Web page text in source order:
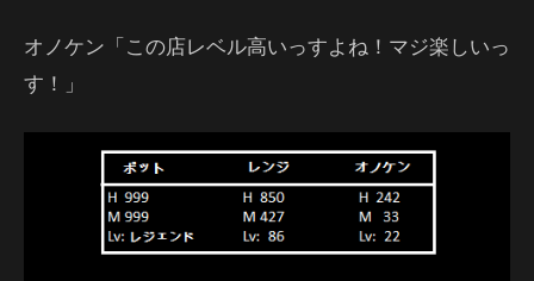
オノケン「この店レベル高いっすよね！マジ楽しいっ
す！」